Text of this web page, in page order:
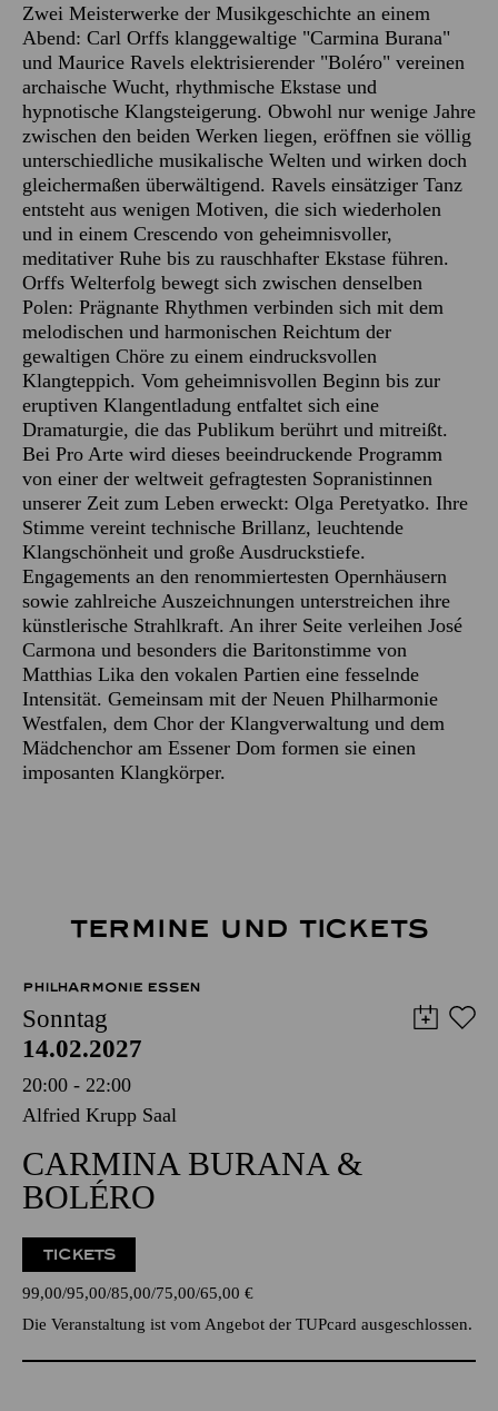
Zwei Meisterwerke der Musikgeschichte an einem
Abend: Carl Orffs klanggewaltige "Carmina Burana"
und Maurice Ravels elektrisierender "Boléro" vereinen
archaische Wucht, rhythmische Ekstase und
hypnotische Klangsteigerung. Obwohl nur wenige Jahre
zwischen den beiden Werken liegen, eröffnen sie völlig
unterschiedliche musikalische Welten und wirken doch
gleichermaßen überwältigend. Ravels einsätziger Tanz
entsteht aus wenigen Motiven, die sich wiederholen
und in einem Crescendo von geheimnisvoller,
meditativer Ruhe bis zu rauschhafter Ekstase führen.
Orffs Welterfolg bewegt sich zwischen denselben
Polen: Prägnante Rhythmen verbinden sich mit dem
melodischen und harmonischen Reichtum der
gewaltigen Chöre zu einem eindrucksvollen
Klangteppich. Vom geheimnisvollen Beginn bis zur
eruptiven Klangentladung entfaltet sich eine
Dramaturgie, die das Publikum berührt und mitreißt.
Bei Pro Arte wird dieses beeindruckende Programm
von einer der weltweit gefragtesten Sopranistinnen
unserer Zeit zum Leben erweckt: Olga Peretyatko. Ihre
Stimme vereint technische Brillanz, leuchtende
Klangschönheit und große Ausdruckstiefe.
Engagements an den renommiertesten Opernhäusern
sowie zahlreiche Auszeichnungen unterstreichen ihre
künstlerische Strahlkraft. An ihrer Seite verleihen José
Carmona und besonders die Baritonstimme von
Matthias Lika den vokalen Partien eine fesselnde
Intensität. Gemeinsam mit der Neuen Philharmonie
Westfalen, dem Chor der Klangverwaltung und dem
Mädchenchor am Essener Dom formen sie einen
imposanten Klangkörper.
TERMINE UND TICKETS
PHILHARMONIE ESSEN
Sonntag
14.02.2027
20:00 - 22:00
Alfried Krupp Saal
CARMINA BURANA &
BOLÉRO
TICKETS
99,00 95,00 85,00 75,00 65,00 €
Die Veranstaltung ist vom Angebot der TUPcard ausgeschlossen.